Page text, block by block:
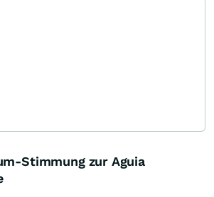
Stimmung zur Aguia